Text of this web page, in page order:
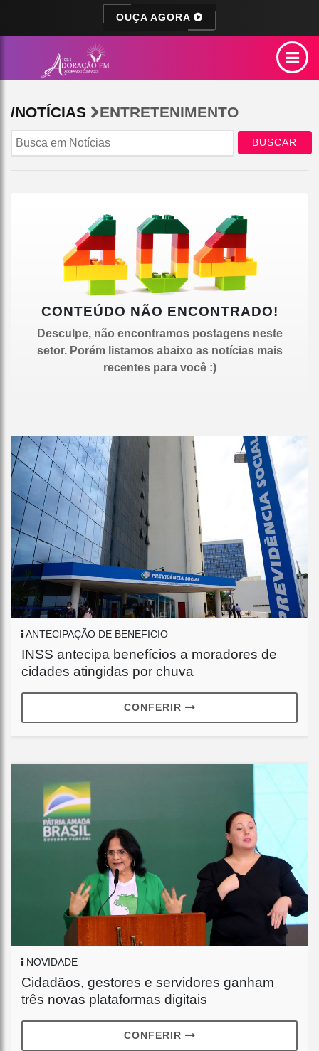
OUÇA AGORA
/NOTÍCIAS ENTRETENIMENTO
BUSCAR
CONTEÚDO NÃO ENCONTRADO!
Desculpe, não encontramos postagens neste
setor. Porém listamos abaixo as notícias mais
recentes para você :)
ANTECIPAÇÃO DE BENEFICIO
INSS antecipa benefícios a moradores de
cidades atingidas por chuva
CONFERIR
NOVIDADE
Cidadãos, gestores e servidores ganham
três novas plataformas digitais
CONFERIR